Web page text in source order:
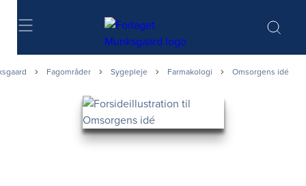
Søg
Fagområder Sygepleje Farmakologi Omsorgens idé